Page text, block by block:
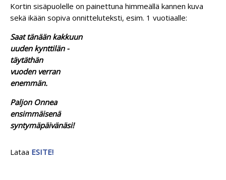
Kortin sisäpuolelle on painettuna himmeällä kannen kuva
sekä ikään sopiva onnitteluteksti, esim. 1 vuotiaalle:
Saat tänään kakkuun
uuden kynttilän -
täytäthän
vuoden verran
enemmän.
Paljon Onnea
ensimmäisenä
syntymäpäivänäsi!
Lataa ESITE!